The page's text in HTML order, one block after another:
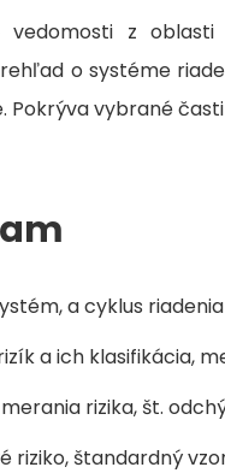
vedomosti z oblasti
o systéme
Pokrýva vybrané
a cyklus
a ich klasifikácia,
rizika, št.
riziko, štandardný